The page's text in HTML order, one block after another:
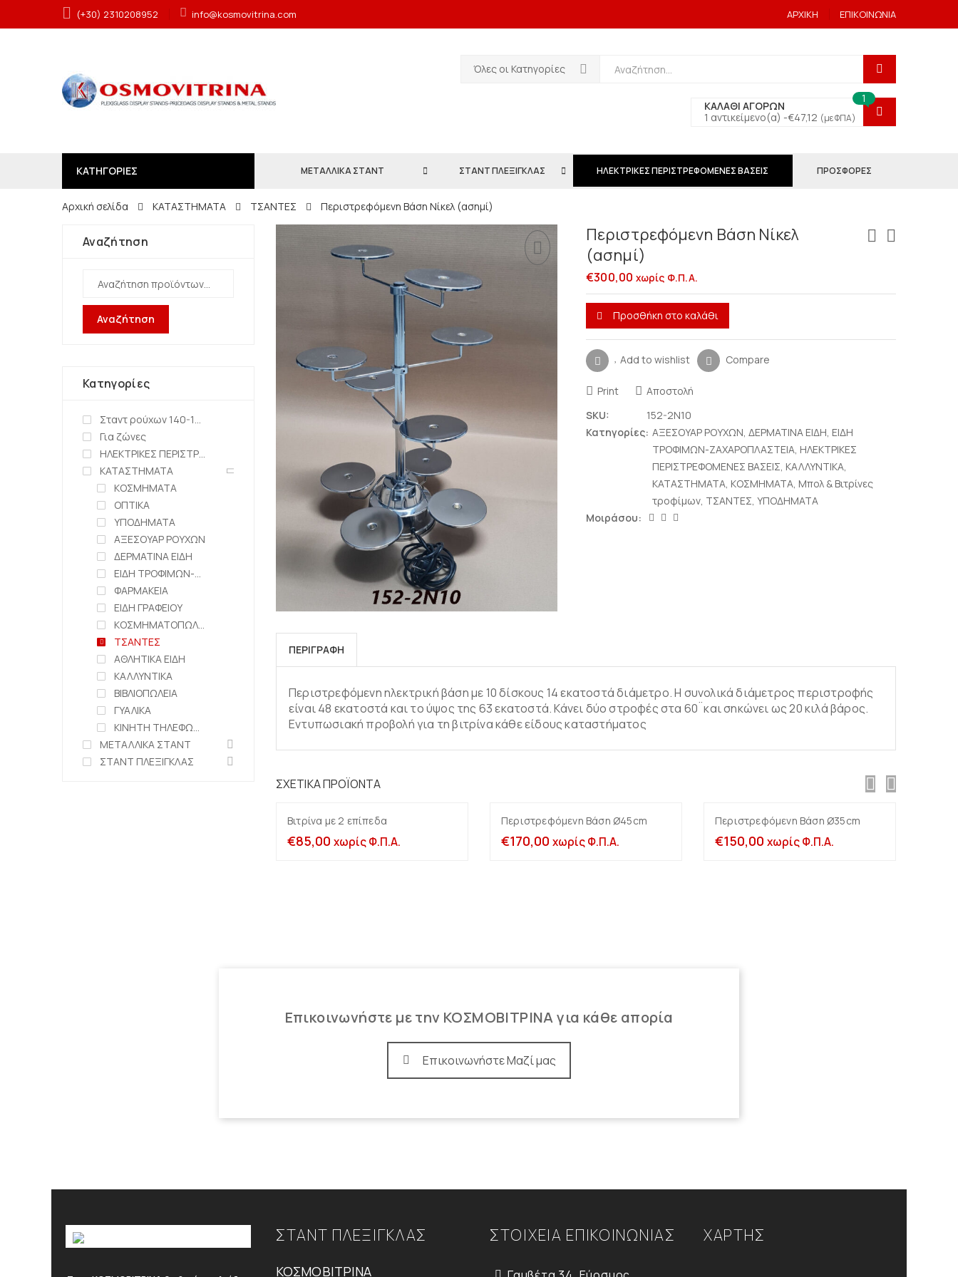
(+30) 2310208952 info@kosmovitrina.com ΑΡΧΙΚΗ ΕΠΙΚΟΙΝΩΝΙΑ
Όλες οι Κατηγορίες
ΚΑΛΑΘΙ ΑΓΟΡΩΝ
1 αντικείμενο(α) -€47,12 (με ΦΠΑ)
1
ΚΑΤΗΓΟΡΙΕΣ ΜΕΤΑΛΛΙΚΑ ΣΤΑΝΤ ΣΤΑΝΤ ΠΛΕΞΙΓΚΛΑΣ ΗΛΕΚΤΡΙΚΕΣ ΠΕΡΙΣΤΡΕΦΟΜΕΝΕΣ ΒΑΣΕΙΣ ΠΡΟΣΦΟΡΕΣ
Αρχική σελίδα ΚΑΤΑΣΤΗΜΑΤΑ ΤΣΑΝΤΕΣ Περιστρεφόμενη Βάση Νίκελ (ασημί)
Περιστρεφόμενη Βάση Νίκελ
(ασημί)
€300,00 χωρίς Φ.Π.Α.
Προσθήκη στο καλάθι
Add to wishlist Compare
Print
Αποστολή
SKU:
152-2N10
Κατηγορίες: ΑΞΕΣΟΥΑΡ ΡΟΥΧΩΝ, ΔΕΡΜΑΤΙΝΑ ΕΙΔΗ, ΕΙΔΗ
ΤΡΟΦΙΜΩΝ-ΖΑΧΑΡΟΠΛΑΣΤΕΙΑ, ΗΛΕΚΤΡΙΚΕΣ
ΠΕΡΙΣΤΡΕΦΟΜΕΝΕΣ ΒΑΣΕΙΣ, ΚΑΛΛΥΝΤΙΚΑ,
ΚΑΤΑΣΤΗΜΑΤΑ, ΚΟΣΜΗΜΑΤΑ, Μπολ & Βιτρίνες
τροφίμων, ΤΣΑΝΤΕΣ, ΥΠΟΔΗΜΑΤΑ
Μοιράσου:
ΠΕΡΙΓΡΑΦΉ
Περιστρεφόμενη ηλεκτρική βάση με 10 δίσκους 14 εκατοστά διάμετρο. Η συνολικά διάμετρος περιστροφής
είναι 48 εκατοστά και το ύψος της 63 εκατοστά. Κάνει δύο στροφές στα 60¨και σηκώνει ως 20 κιλά βάρος.
Εντυπωσιακή προβολή για τη βιτρίνα κάθε είδους καταστήματος
ΣΧΕΤΙΚΆ ΠΡΟΪΌΝΤΑ
Προσθήκη στο καλάθι
Βιτρίνα με 2 επίπεδα
€85,00 χωρίς Φ.Π.Α.
Προσθήκη στο καλάθι
Περιστρεφόμενη Βάση Ø45cm
€170,00 χωρίς Φ.Π.Α.
Προσθήκη στο καλάθι
Περιστρεφόμενη Βάση Ø35cm
€150,00 χωρίς Φ.Π.Α.
Αναζήτηση
Αναζήτηση
Κατηγορίες
Σταντ ρούχων 140-150cm
Για ζώνες
ΗΛΕΚΤΡΙΚΕΣ ΠΕΡΙΣΤΡΕΦΟΜΕΝΕΣ ΒΑΣΕΙΣ
ΚΑΤΑΣΤΗΜΑΤΑ
ΚΟΣΜΗΜΑΤΑ
ΟΠΤΙΚΑ
ΥΠΟΔΗΜΑΤΑ
ΑΞΕΣΟΥΑΡ ΡΟΥΧΩΝ
ΔΕΡΜΑΤΙΝΑ ΕΙΔΗ
ΕΙΔΗ ΤΡΟΦΙΜΩΝ-ΖΑΧΑΡΟΠΛΑΣΤΕΙΑ
ΦΑΡΜΑΚΕΙΑ
ΕΙΔΗ ΓΡΑΦΕΙΟΥ
ΚΟΣΜΗΜΑΤΟΠΩΛΕΙΑ
ΤΣΑΝΤΕΣ
ΑΘΛΗΤΙΚΑ ΕΙΔΗ
ΚΑΛΛΥΝΤΙΚΑ
ΒΙΒΛΙΟΠΩΛΕΙΑ
ΓΥΑΛΙΚΑ
ΚΙΝΗΤΗ ΤΗΛΕΦΩΝΙΑ
ΜΕΤΑΛΛΙΚΑ ΣΤΑΝΤ
ΣΤΑΝΤ ΠΛΕΞΙΓΚΛΑΣ
Επικοινωνήστε με την ΚΟΣΜΟΒΙΤΡΙΝΑ για κάθε απορία
Επικοινωνήστε Μαζί μας
ΣΤΑΝΤ ΠΛΕΞΙΓΚΛΑΣ
ΚΟΣΜΟΒΙΤΡΙΝΑ
ΣΤΟΙΧΕΙΑ ΕΠΙΚΟΙΝΩΝΙΑΣ ΧΑΡΤΗΣ